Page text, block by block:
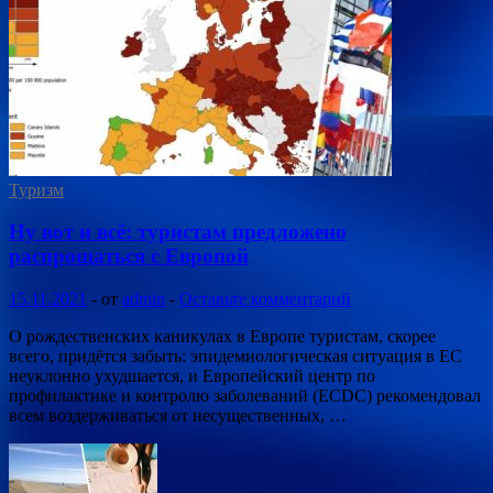
Туризм
Ну вот и всё: туристам предложено
распрощаться с Европой
15.11.2021 - от admin - Оставьте комментарий
О рождественских каникулах в Европе туристам, скорее
всего, придётся забыть: эпидемиологическая ситуация в ЕС
неуклонно ухудшается, и Европейский центр по
профилактике и контролю заболеваний (ECDC) рекомендовал
всем воздерживаться от несущественных, …